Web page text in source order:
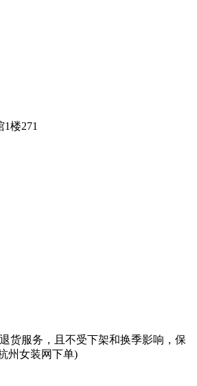
1楼271
货服务，且不受下架和换季影响，保
州女装网下单)